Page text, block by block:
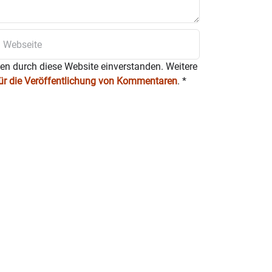
durch diese Website einverstanden. Weitere
die Veröffentlichung von Kommentaren. *